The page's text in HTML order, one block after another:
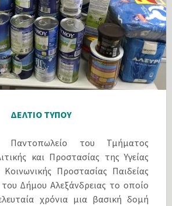
ΔΕΛΤΙΟ ΤΥΠΟΥ
Παντοπωλείο του Τμήματος
και Προστασίας της Υγείας
Κοινωνικής Προστασίας Παιδείας
του Δήμου Αλεξάνδρειας το οποίο
χρόνια μια βασική δομή